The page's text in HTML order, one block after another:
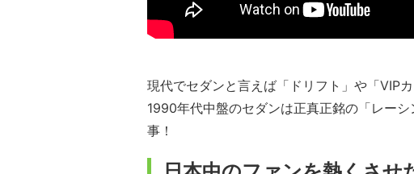
現代でセダンと言えば「ドリフト」や「VIP
1990年代中盤のセダンは正真正銘の「レー
事！